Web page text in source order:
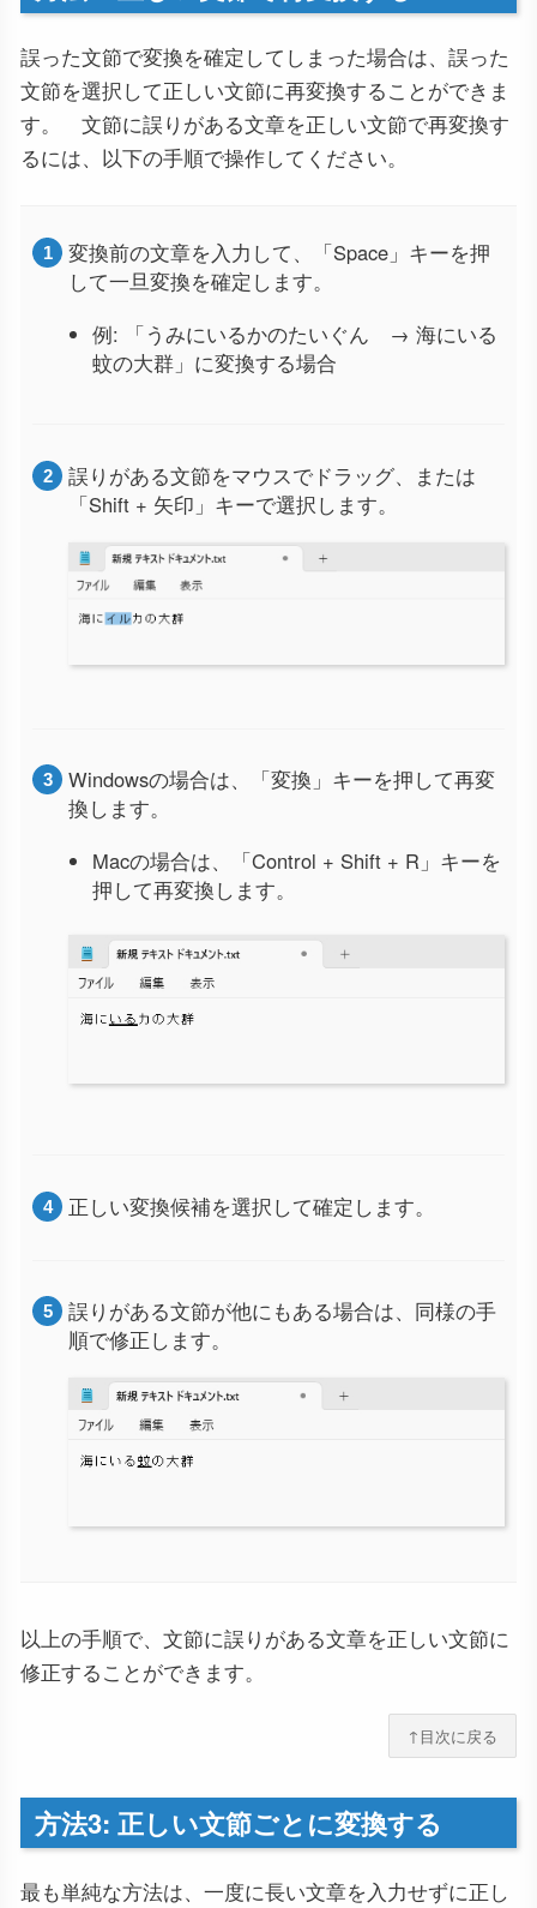
誤った文節で変換を確定してしまった場合は、誤った
文節を選択して正しい文節に再変換することができま
す。 文節に誤りがある文章を正しい文節で再変換す
るには、以下の手順で操作してください。
変換前の文章を入力して、「Space」キーを押
して一旦変換を確定します。
例: 「うみにいるかのたいぐん → 海にいる
蚊の大群」に変換する場合
誤りがある文節をマウスでドラッグ、または
「Shift + 矢印」キーで選択します。
Windowsの場合は、「変換」キーを押して再変
換します。
Macの場合は、「Control + Shift + R」キーを
押して再変換します。
正しい変換候補を選択して確定します。
誤りがある文節が他にもある場合は、同様の手
順で修正します。
以上の手順で、文節に誤りがある文章を正しい文節に
修正することができます。
↑目次に戻る
方法3: 正しい文節ごとに変換する
最も単純な方法は、一度に長い文章を入力せずに正し